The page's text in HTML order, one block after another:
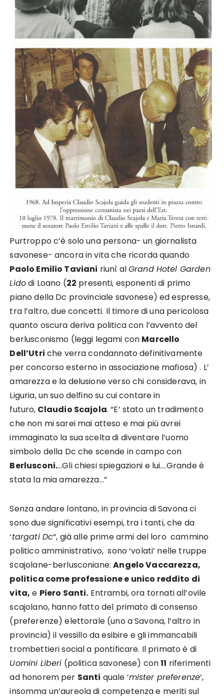
Purtroppo c’è solo una persona- un giornalista
savonese- ancora in vita che ricorda quando
Paolo Emilio Taviani riunì alGrand Hotel Garden
Lidodi Loano (22 presenti, esponenti di primo
piano della Dc provinciale savonese) ed espresse,
tra l’altro, due concetti. Il timore di una pericolosa
quanto oscura deriva politica con l’avvento del
berlusconismo (leggi legami con Marcello
Dell’Utri che verra condannato definitivamente
per concorso esterno in associazione mafiosa) . L’
amarezza e la delusione verso chi considerava, in
Liguria, un suo delfino su cui contare in
futuro, Claudio Scajola. “E’ stato un tradimento
che non mi sarei mai atteso e mai più avrei
immaginato la sua scelta di diventare l’uomo
simbolo della Dc che scende in campo con
Berlusconi.…Gli chiesi spiegazioni e lui….Grande è
stata la mia amarezza…”
Senza andare lontano, in provincia di Savona ci
sono due significativi esempi, tra i tanti, che da
‘targati Dc“, già alle prime armi del loro cammino
politico amministrativo, sono ‘volati’ nelle truppe
scajolane-berlusconiane:Angelo Vaccarezza,
politica come professione e unico reddito di
vita, e Piero Santi. Entrambi, ora tornati all’ovile
scajolano, hanno fatto del primato di consenso
(preferenze) elettorale (uno a Savona, l’altro in
provincia) il vessillo da esibire e gli immancabili
trombettieri social a pontificare. Il primato è di
Uomini Liberi (politica savonese) con11 riferimenti
ad honorem per Santi quale ‘mister preferenze‘,
insomma un’aureola di competenza e meriti sul